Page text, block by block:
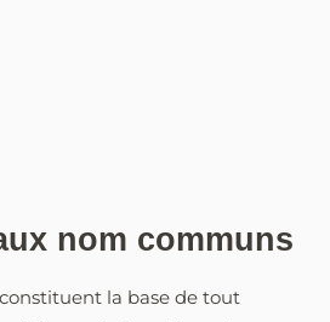
nom communs
la base de tout